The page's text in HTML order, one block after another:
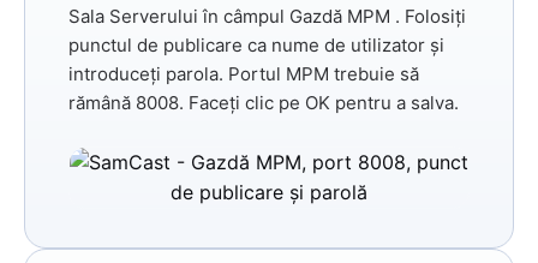
Sala Serverului în câmpul Gazdă MPM . Folosiți
punctul de publicare ca nume de utilizator și
introduceți parola. Portul MPM trebuie să
rămână 8008. Faceți clic pe OK pentru a salva.